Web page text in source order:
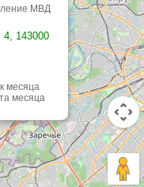
МВД
143000
месяца
месяца